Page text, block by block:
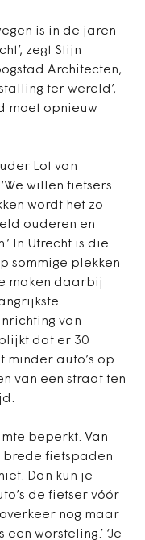
is in de jaren
zegt Stijn
Architecten,
ter wereld’,
moet opnieuw
Lot van
willen fietsers
wordt het zo
ouderen en
In Utrecht is die
sommige plekken
maken daarbij
van
dat er 30
minder auto’s op
van een straat ten
beperkt. Van
brede fietspaden
Dan kun je
de fietser vóór
nog maar
worsteling.’ ‘Je